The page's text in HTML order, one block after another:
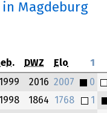
in Magdeburg
DWZ Elo 1
1999 2016 2007 0
1998 1864 1768 1